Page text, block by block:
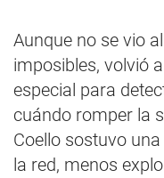
Aunque no se vio
imposibles, volvió
especial para
cuándo romper la
Coello sostuvo
la red, menos